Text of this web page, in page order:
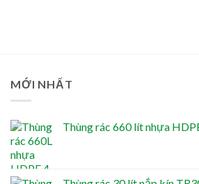
MỚI NHẤT
Thùng rác 660 lít nhựa